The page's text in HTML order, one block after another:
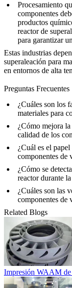
Procesamiento
componentes
productos
reactor de
para garantizar
Estas industrias
superaleación para
en entornos de alta
Preguntas Frecuentes
¿Cuáles son los
materiales para
¿Cómo mejora
calidad de los
¿Cuál es el
componentes de
¿Cómo se
reactor durante
¿Cuáles son las
componentes de
Related Blogs
Impresión WAAM